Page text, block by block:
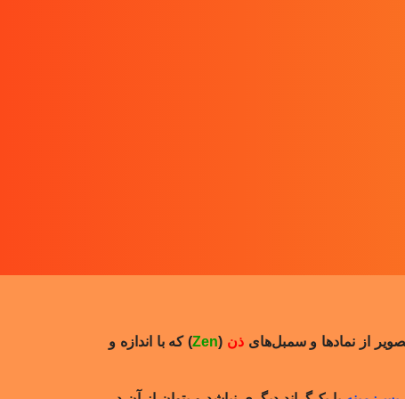
ذن (
Zen) که با اندازه و